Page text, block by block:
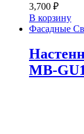
3,700 ₽
В корзину
Фасадные
MB-